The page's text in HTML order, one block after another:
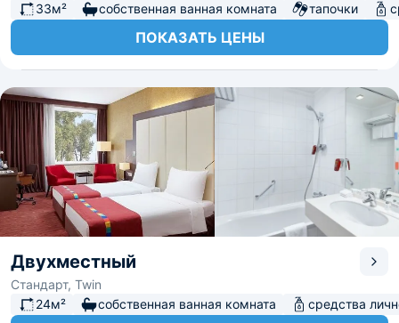
33м²
собственная ванная комната тапочки
ПОКАЗАТЬ ЦЕНЫ
Двухместный
Стандарт, Twin
24м²
собственная ванная комната средства